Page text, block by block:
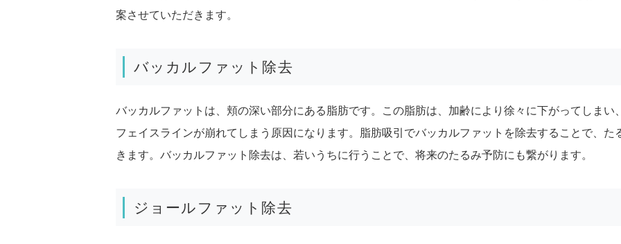
案させていただきます。
バッカルファット除去
バッカルファットは、頬の深い部分にある脂肪です。この脂肪は、加齢により徐々に下がってしまい
フェイスラインが崩れてしまう原因になります。脂肪吸引でバッカルファットを除去することで、た
きます。バッカルファット除去は、若いうちに行うことで、将来のたるみ予防にも繋がります。
ジョールファット除去